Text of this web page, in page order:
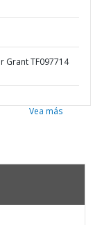
Grant TF097714
Vea más